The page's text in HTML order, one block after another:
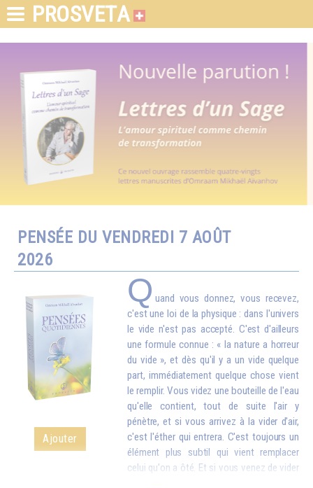
PROSVETA
PENSÉE DU VENDREDI 7 AOÛT
2026
Ajouter
Q uand vous donnez, vous recevez,
c'est une loi de la physique : dans l'univers
le vide n'est pas accepté. C'est d'ailleurs
une formule connue : « la nature a horreur
du vide », et dès qu'il y a un vide quelque
part, immédiatement quelque chose vient
le remplir. Vous videz une bouteille de l'eau
qu'elle contient, tout de suite l'air y
pénètre, et si vous arrivez à la vider d'air,
c'est l'éther qui entrera. C'est toujours un
élément plus subtil qui vient remplacer
celui qu'on a ôté. Et si vous venez de vider